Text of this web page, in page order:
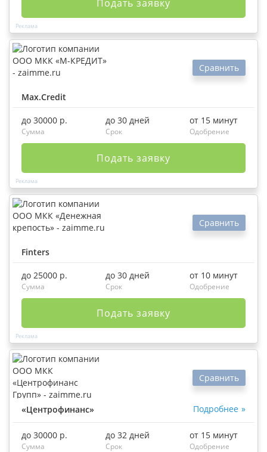
Подать заявку
Max.Credit
Сравнить
до 30000 р.
Сумма
до 30 дней
Срок
от 15 минут
Одобрение
Подать заявку
Finters
Сравнить
до 25000 р.
Сумма
до 30 дней
Срок
от 10 минут
Одобрение
Подать заявку
«Центрофинанс» Подробнее
Сравнить
до 30000 р.
Сумма
до 32 дней
Срок
от 15 минут
Одобрение